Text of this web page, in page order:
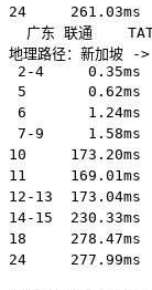
24     261.03ms
广东 联通
地理路径：新加坡
2-4
5       0.62ms
6       1.24ms
7-9     1.58ms
10     173.20ms
11     169.01ms
12-13
14-15  230.33ms
18     278.47ms